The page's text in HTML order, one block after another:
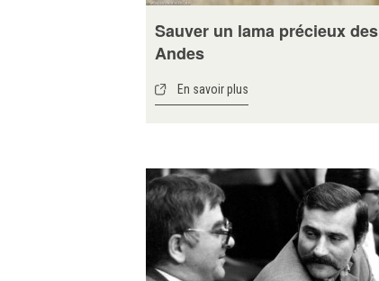
Sauver un lama précieux des
Andes
En savoir plus